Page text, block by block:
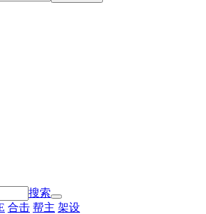
搜索
合击 帮主 架设